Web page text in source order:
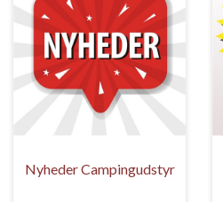
Nyheder Campingudstyr